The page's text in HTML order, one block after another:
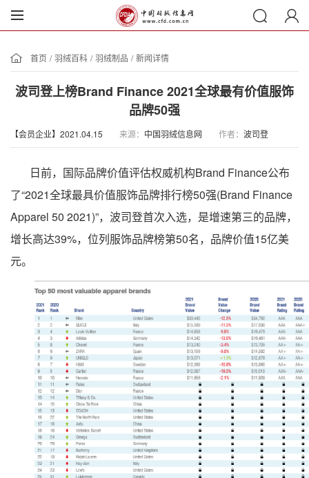
首页 / 羽绒百科 / 羽绒制品 / 新闻详情
波司登上榜Brand Finance 2021全球最有价值服饰
品牌50强
【会员企业】2021.04.15 来源： 中国羽绒信息网 作者： 波司登
日前，国际品牌价值评估权威机构Brand Finance公布
了“2021全球最具价值服饰品牌排行榜50强(Brand Finance
Apparel 50 2021)”，波司登首次入选，是增速第三的品牌，
增长高达39%，位列服饰品牌榜第50名，品牌价值15亿美
元。